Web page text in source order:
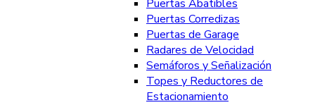
Puertas Abatibles
Puertas Corredizas
Puertas de Garage
Radares de Velocidad
Semáforos y Señalización
Topes y Reductores de
Estacionamiento